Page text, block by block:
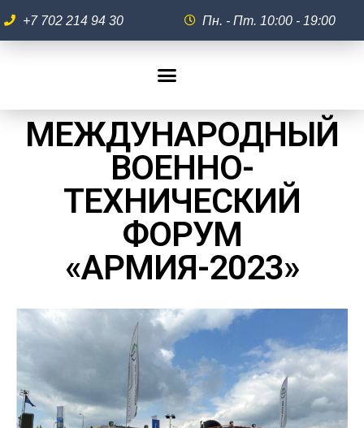
+7 702 214 94 30 Пн. - Пт. 10:00 - 19:00
МЕЖДУНАРОДНЫЙ
ВОЕННО-
ТЕХНИЧЕСКИЙ
ФОРУМ
«АРМИЯ-2023»